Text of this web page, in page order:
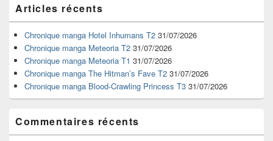
principale
de
widget
pour
barre
latérale
Articles récents
Chronique manga Hotel Inhumans T2 31/07/2026
Chronique manga Meteoria T2 31/07/2026
Chronique manga Meteoria T1 31/07/2026
Chronique manga The Hitman’s Fave T2 31/07/2026
Chronique manga Blood-Crawling Princess T3 31/07/2026
Commentaires récents